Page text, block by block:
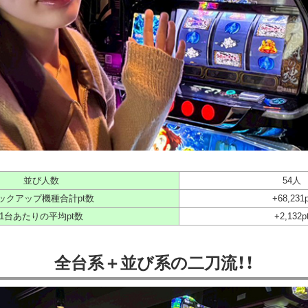
並び人数
54人
クアップ機種合計pt数
1台あたりの平均pt数
全台系＋並び系の二刀流！！